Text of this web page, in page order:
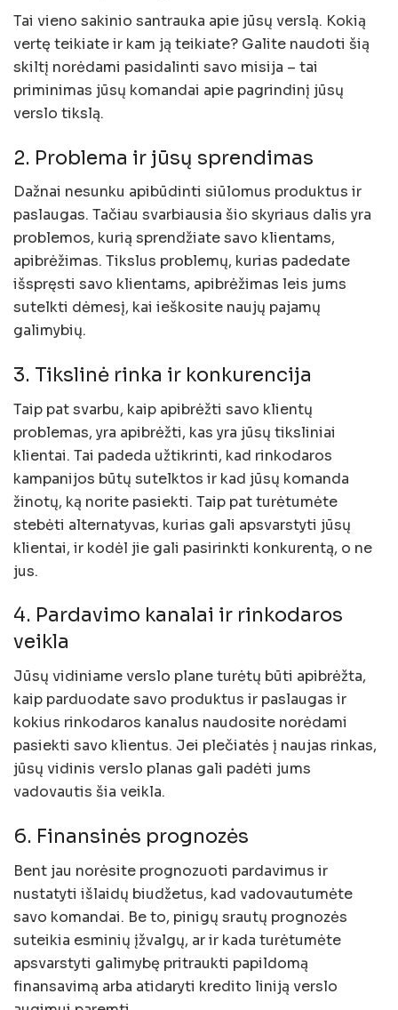
Tai vieno sakinio santrauka apie jūsų verslą. Kokią
vertę teikiate ir kam ją teikiate? Galite naudoti šią
skiltį norėdami pasidalinti savo misija – tai
priminimas jūsų komandai apie pagrindinį jūsų
verslo tikslą.
2. Problema ir jūsų sprendimas
Dažnai nesunku apibūdinti siūlomus produktus ir
paslaugas. Tačiau svarbiausia šio skyriaus dalis yra
problemos, kurią sprendžiate savo klientams,
apibrėžimas. Tikslus problemų, kurias padedate
išspręsti savo klientams, apibrėžimas leis jums
sutelkti dėmesį, kai ieškosite naujų pajamų
galimybių.
3. Tikslinė rinka ir konkurencija
Taip pat svarbu, kaip apibrėžti savo klientų
problemas, yra apibrėžti, kas yra jūsų tiksliniai
klientai. Tai padeda užtikrinti, kad rinkodaros
kampanijos būtų sutelktos ir kad jūsų komanda
žinotų, ką norite pasiekti. Taip pat turėtumėte
stebėti alternatyvas, kurias gali apsvarstyti jūsų
klientai, ir kodėl jie gali pasirinkti konkurentą, o ne
jus.
4. Pardavimo kanalai ir rinkodaros
veikla
Jūsų vidiniame verslo plane turėtų būti apibrėžta,
kaip parduodate savo produktus ir paslaugas ir
kokius rinkodaros kanalus naudosite norėdami
pasiekti savo klientus. Jei plečiatės į naujas rinkas,
jūsų vidinis verslo planas gali padėti jums
vadovautis šia veikla.
6. Finansinės prognozės
Bent jau norėsite prognozuoti pardavimus ir
nustatyti išlaidų biudžetus, kad vadovautumėte
savo komandai. Be to, pinigų srautų prognozės
suteikia esminių įžvalgų, ar ir kada turėtumėte
apsvarstyti galimybę pritraukti papildomą
finansavimą arba atidaryti kredito liniją verslo